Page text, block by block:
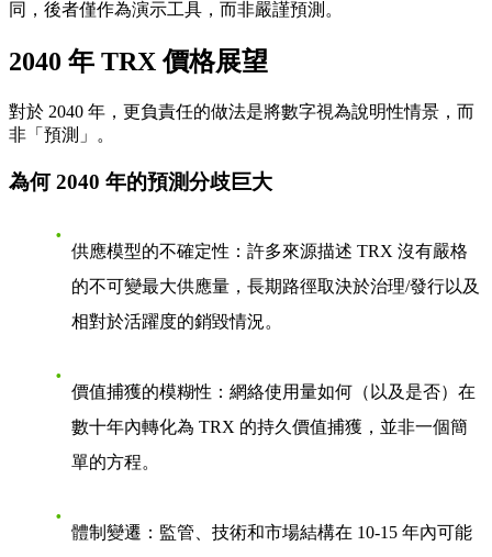
同，後者僅作為演示工具，而非嚴謹預測。
2040 年 TRX 價格展望
對於 2040 年，更負責任的做法是將數字視為說明性情景 ，而
非「預測」。
為何 2040 年的預測分歧巨大
供應模型的不確定性 ：許多來源描述 TRX 沒有嚴格
的不可變最大供應量，長期路徑取決於治理/發行以及
相對於活躍度的銷毀情況。
價值捕獲的模糊性 ：網絡使用量如何（以及是否）在
數十年內轉化為 TRX 的持久價值捕獲，並非一個簡
單的方程。
體制變遷 ：監管、技術和市場結構在 10-15 年內可能